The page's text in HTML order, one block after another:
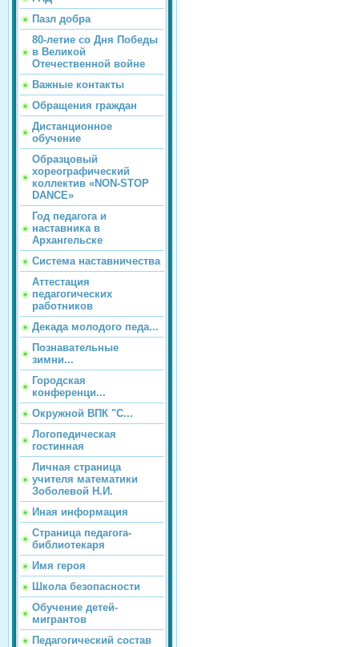
Пазл добра
80-летие со Дня Победы
в Великой
Отечественной войне
Важные контакты
Обращения граждан
Дистанционное
обучение
Образцовый
хореографический
коллектив «NON-STOP
DANCE»
Год педагога и
наставника в
Архангельске
Система наставничества
Аттестация
педагогических
работников
Декада молодого педа...
Познавательные
зимни...
Городская
конференци...
Окружной ВПК "С...
Логопедическая
гостинная
Личная страница
учителя математики
Зоболевой Н.И.
Иная информация
Страница педагога-
библиотекаря
Имя героя
Школа безопасности
Обучение детей-
мигрантов
Педагогический состав